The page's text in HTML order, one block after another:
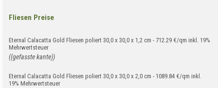
Fliesen Preise
Eternal Calacatta Gold Fliesen poliert 30,0 x 30,0 x 1,2 cm - 712.29 €/qm inkl. 19%
Mehrwertsteuer
((gefasste kante))
Eternal Calacatta Gold Fliesen poliert 30,0 x 30,0 x 2,0 cm - 1089.84 €/qm inkl.
19% Mehrwertsteuer